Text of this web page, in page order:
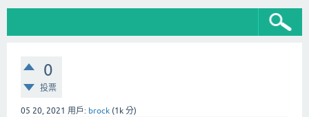
0
投票
05 20, 2021 用戶: brock (1k 分)